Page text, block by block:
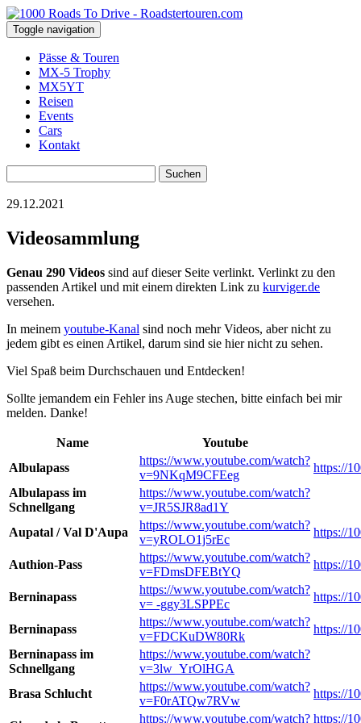
Toggle navigation
Pässe & Touren
MX-5 Trophy
MX5YT
Reisen
Events
Cars
Kontakt
nach:
29.12.2021
Videosammlung
Genau 290 Videos sind auf dieser Seite verlinkt. Verlinkt zu den
passenden Artikel und mit einem direkten Link zu kurviger.de
versehen.
In meinem youtube-Kanal sind noch mehr Videos, aber nicht zu
jedem gibt es einen Artikel, darum sind sie hier nicht zu sehen.
Viel Spaß beim Durchschauen und Entdecken!
Sollte jemandem ein Fehler ins Auge stechen, bitte einfach bei mir
melden. Danke!
Name
Youtube
Albulapass
https://www.youtube.com/watch?
v=9NKqM9CFEeg
https://
Albulapass im
Schnellgang
https://www.youtube.com/watch?
v=JR5SJR8ad1Y
Aupatal / Val D'Aupa
https://www.youtube.com/watch?
v=yROLO1j5rEc
https://
Authion-Pass
https://www.youtube.com/watch?
v=FDmsDFEBtYQ
https://
Berninapass
https://www.youtube.com/watch?
v= -ggy3LSPPEc
https://
Berninapass
https://www.youtube.com/watch?
v=FDCKuDW80Rk
https://
Berninapass im
Schnellgang
https://www.youtube.com/watch?
v=3lw_YrOlHGA
Brasa Schlucht
https://www.youtube.com/watch?
v=F0rATQw7RVw
https://
https://www.youtube.com/watch? https://